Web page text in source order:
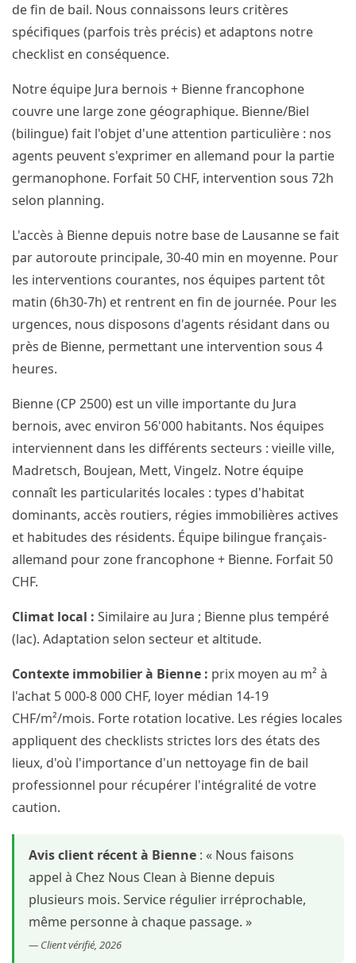
de fin de bail. Nous connaissons leurs critères
spécifiques (parfois très précis) et adaptons notre
checklist en conséquence.
Notre équipe Jura bernois + Bienne francophone
couvre une large zone géographique. Bienne/Biel
(bilingue) fait l'objet d'une attention particulière : nos
agents peuvent s'exprimer en allemand pour la partie
germanophone. Forfait 50 CHF, intervention sous 72h
selon planning.
L'accès à Bienne depuis notre base de Lausanne se fait
par autoroute principale, 30-40 min en moyenne. Pour
les interventions courantes, nos équipes partent tôt
matin (6h30-7h) et rentrent en fin de journée. Pour les
urgences, nous disposons d'agents résidant dans ou
près de Bienne, permettant une intervention sous 4
heures.
Bienne (CP 2500) est un ville importante du Jura
bernois, avec environ 56'000 habitants. Nos équipes
interviennent dans les différents secteurs : vieille ville,
Madretsch, Boujean, Mett, Vingelz. Notre équipe
connaît les particularités locales : types d'habitat
dominants, accès routiers, régies immobilières actives
et habitudes des résidents. Équipe bilingue français-
allemand pour zone francophone + Bienne. Forfait 50
CHF.
Climat local : Similaire au Jura ; Bienne plus tempéré
(lac). Adaptation selon secteur et altitude.
Contexte immobilier à Bienne : prix moyen au m² à
l'achat 5 000-8 000 CHF, loyer médian 14-19
CHF/m²/mois. Forte rotation locative. Les régies locales
appliquent des checklists strictes lors des états des
lieux, d'où l'importance d'un nettoyage fin de bail
professionnel pour récupérer l'intégralité de votre
caution.
Avis client récent à Bienne : « Nous faisons
appel à Chez Nous Clean à Bienne depuis
plusieurs mois. Service régulier irréprochable,
même personne à chaque passage. »
— Client vérifié, 2026